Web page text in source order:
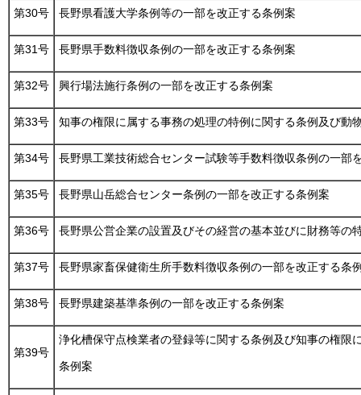
第30号 長野県看護大学条例等の一部を改正する条例案
第31号 長野県手数料徴収条例の一部を改正する条例案
第32号 興行場法施行条例の一部を改正する条例案
第33号 知事の権限に属する事務の処理の特例に関する条例及び動
第34号 長野県工業技術総合センター試験等手数料徴収条例の一部
第35号 長野県山岳総合センター条例の一部を改正する条例案
第36号 長野県公営企業の設置及びその経営の基本並びに財務等の
第37号 長野県家畜保健衛生所手数料徴収条例の一部を改正する条
第38号 長野県建築基準条例の一部を改正する条例案
第39号
浄化槽保守点検業者の登録等に関する条例及び知事の権
条例案